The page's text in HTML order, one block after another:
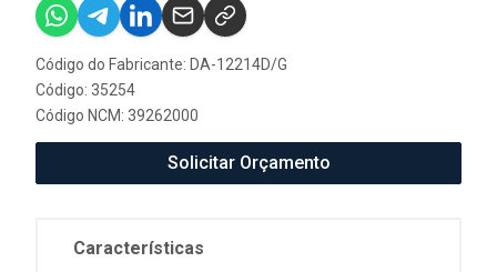
Código do Fabricante: DA-12214D/G
Código: 35254
Código NCM: 39262000
Solicitar Orçamento
Características